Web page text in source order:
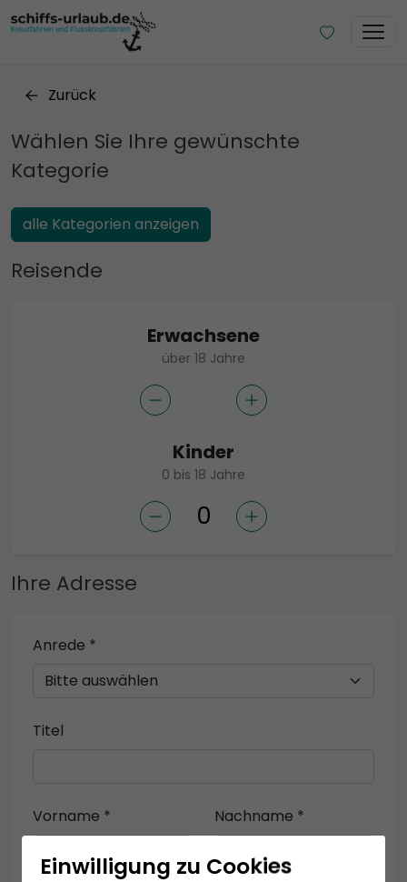
Zurück
Wählen Sie Ihre gewünschte
Kategorie
alle Kategorien anzeigen
Reisende
Erwachsene
über 18 Jahre
Kinder
0 bis 18 Jahre
Ihre Adresse
Anrede *
Titel
Vorname * Nachname *
Einwilligung zu Cookies